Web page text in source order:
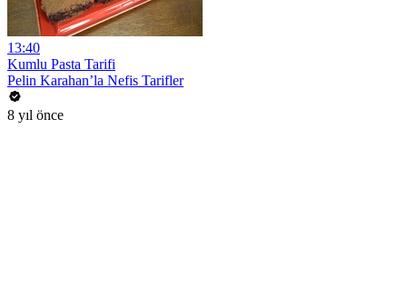
13:40
Kumlu Pasta Tarifi
Pelin Karahan’la Nefis Tarifler
8 yıl önce